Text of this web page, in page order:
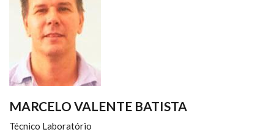
MARCELO VALENTE BATISTA
Técnico Laboratório